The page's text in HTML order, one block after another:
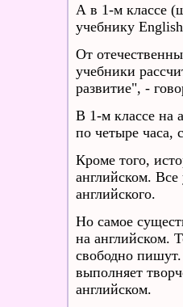
А в 1-м классе
учебнику
От
учебники
развитие", -
В 1-м классе на
по четыре часа,
Кроме того,
английском.
английского.
Но самое
на английском.
свободно
выполняет
английском.